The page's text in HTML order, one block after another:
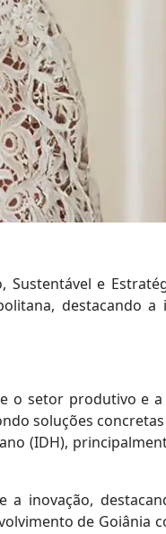
e
destacando a
o setor produtivo e
soluções
(IDH),
a inovação,
de Goiânia